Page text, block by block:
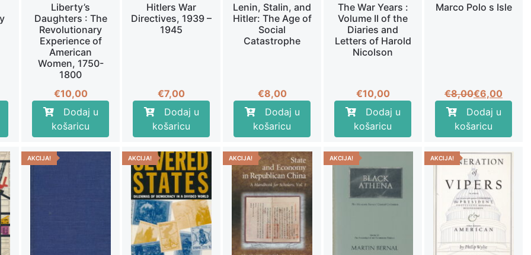
Liberty’s
Daughters : The
Revolutionary
Experience of
American
Women, 1750-
1800
€10,00
Dodaj u
košaricu
Hitlers War
Directives, 1939 –
1945
€7,00
Dodaj u
košaricu
Lenin, Stalin, and
Hitler: The Age of
Social
Catastrophe
€8,00
Dodaj u
košaricu
The War Years :
Volume II of the
Diaries and
Letters of Harold
Nicolson
€10,00
Dodaj u
košaricu
Marco Polo s Isle
€8,00Izvorna
cijena
bila
je:
€6,00
Trenutna
cijena
je:
€6,00.
Dodaj u
košaricu
AKCIJA! AKCIJA! AKCIJA! AKCIJA! AKCIJA!